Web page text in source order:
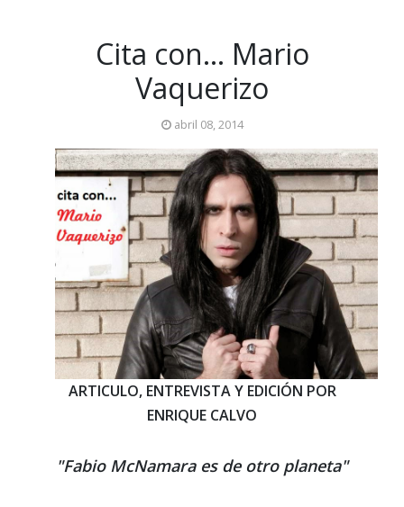
Cita con... Mario
Vaquerizo
abril 08, 2014
ARTICULO, ENTREVISTA Y EDICIÓN POR
ENRIQUE CALVO
"Fabio McNamara es de otro planeta"